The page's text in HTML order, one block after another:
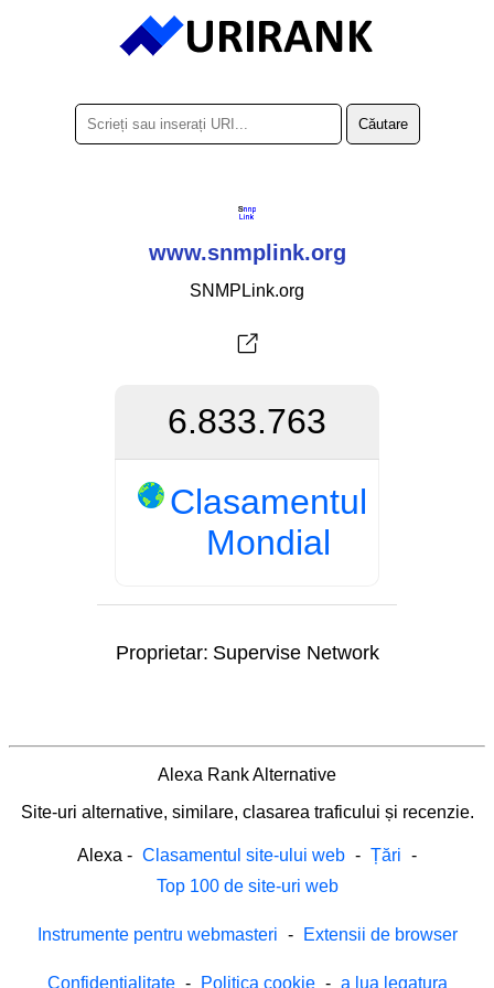
www.snmplink.org
SNMPLink.org
6.833.763
Clasamentul
Mondial
Proprietar: Supervise Network
Alexa Rank Alternative
Site-uri alternative, similare, clasarea traficului și recenzie.
Alexa - Clasamentul site-ului web - Țări -
Top 100 de site-uri web
Instrumente pentru webmasteri - Extensii de browser
Confidențialitate - Politica cookie - a lua legatura